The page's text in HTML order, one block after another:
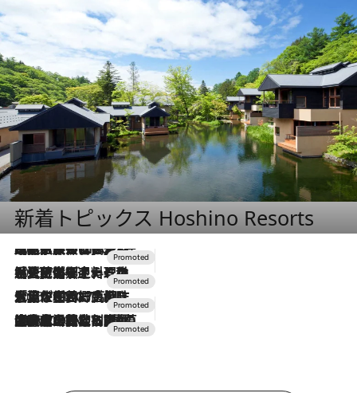
新着トピックス Hoshino Resorts
2026.7.31
【ホテル帰省】という選択肢をOMOが提案。家族とほどよい距離を保つには「昼は実家、夜は気兼ねなくホテルで！」
2026.7.24
【夏限定ディナーコース】旬を迎える稚鮎や花ズッキーニなどをイタリア・トスカーナの郷土料理の手法で満喫！
2026.7.17
「土佐和ハーブかき氷」がOMO7高知に登場！生姜、山椒、大葉など目にも舌にも涼を呼ぶ郷土の味
2026.7.10
NEW OPEN！【界 草津】名湯の地に誕生。趣の異なる2種の温泉と上州ならではの会席・蕎麦割烹など美食を味わう究極の癒やし旅